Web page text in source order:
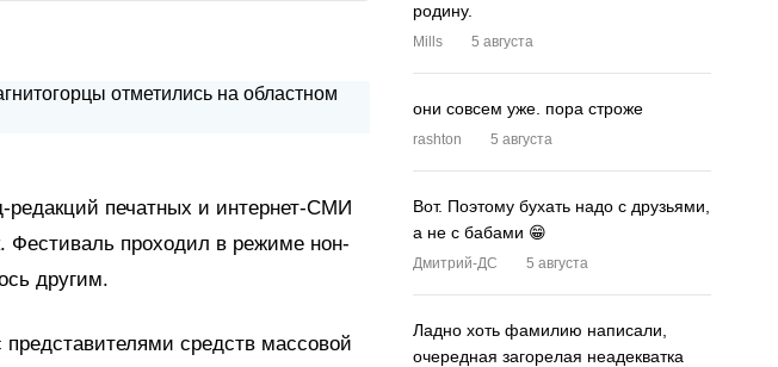
печатных и интернет-СМИ
Фестиваль проходил в режиме нон-
другим.
средств массовой
родину.
Mills 5 августа
они совсем уже. пора строже
rashton 5 августа
Вот. Поэтому бухать надо с друзьями,
а не с бабами 😁
Дмитрий-ДС 5 августа
Ладно хоть фамилию написали,
очередная загорелая неадекватка